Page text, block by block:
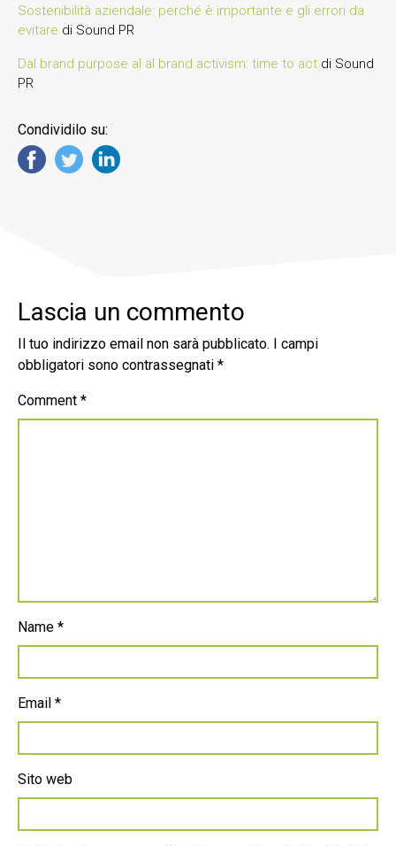
Sostenibilità aziendale: perché è importante e gli errori da
evitare di Sound PR
Dal brand purpose al al brand activism: time to act di Sound
PR
Condividilo su:
Lascia un commento
Il tuo indirizzo email non sarà pubblicato.
I campi
obbligatori sono contrassegnati *
Comment *
Name *
Email *
Sito web